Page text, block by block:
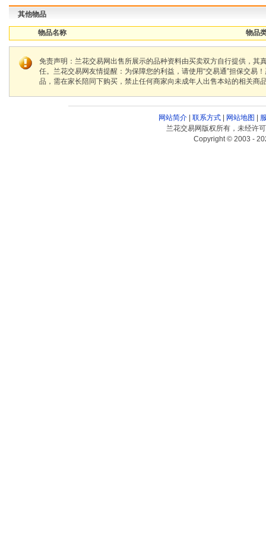
其他物品
物品名称 物品
免责声明：兰花交易网出售所展示的品种资料由买卖双方自行提供，
任。兰花交易网友情提醒：为保障您的利益，请使用“交易通”担保交
品，需在家长陪同下购买，禁止任何商家向未成年人出售本站的相关商
网站简介| 联系方式| 网站地图
兰花交易网版权所有，未经许
Copyright © 2003 -